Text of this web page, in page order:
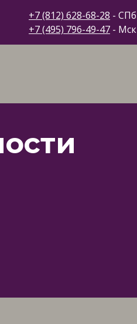
+7 (812) 628-68-28 - СПб
+7 (495) 796-49-47 - Мск